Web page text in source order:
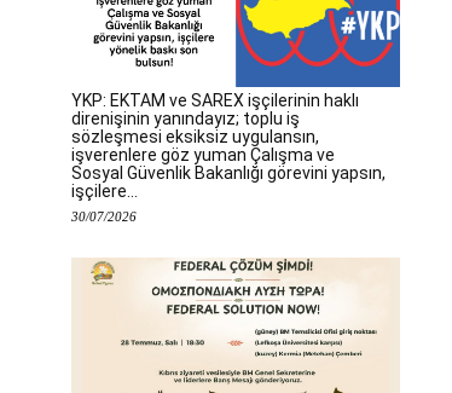
YKP: EKTAM ve SAREX işçilerinin haklı
direnişinin yanındayız; toplu iş
sözleşmesi eksiksiz uygulansın,
işverenlere göz yuman Çalışma ve
Sosyal Güvenlik Bakanlığı görevini yapsın,
işçilere...
30/07/2026